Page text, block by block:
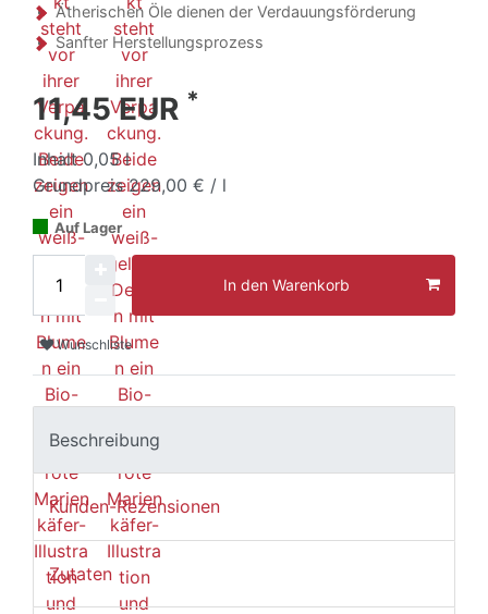
Ätherischen Öle dienen der Verdauungsförderung
Sanfter Herstellungsprozess
11,45 EUR *
Inhalt0,05l
Grundpreis229,00 € / l
Auf Lager
In den Warenkorb
Wunschliste
Beschreibung
Kunden-Rezensionen
Zutaten